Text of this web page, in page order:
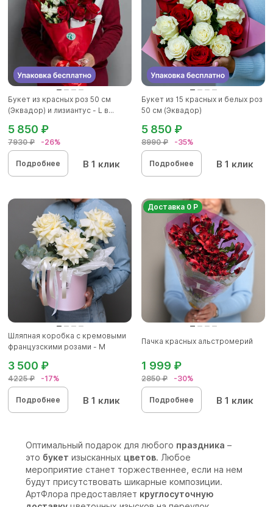
Букет из красных роз 50 см
(Эквадор) и лизиантус - L в...
7930 ₽ -26%
5 850 ₽
Подробнее В 1 клик
Букет из 15 красных и белых роз
50 см (Эквадор)
8990 ₽ -35%
5 850 ₽
Подробнее В 1 клик
Шляпная коробка с кремовыми
французскими розами - M
4225 ₽ -17%
3 500 ₽
Подробнее В 1 клик
Доставка 0 Р
Пачка красных альстромерий
2850 ₽ -30%
1 999 ₽
Подробнее В 1 клик
Оптимальный подарок для любого праздника –
это букет изысканных цветов. Любое
мероприятие станет торжественнее, если на нем
будут присутствовать шикарные композиции.
АртФлора предоставляет круглосуточную